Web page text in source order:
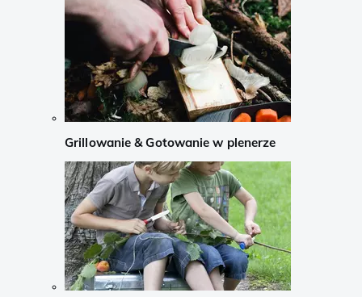
Grillowanie & Gotowanie w plenerze